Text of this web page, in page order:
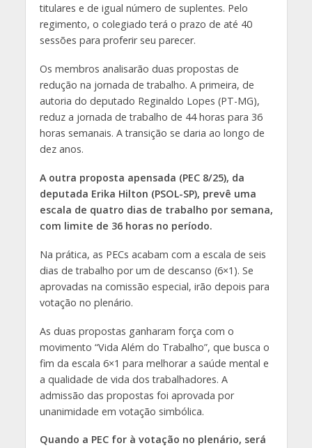
titulares e de igual número de suplentes. Pelo
regimento, o colegiado terá o prazo de até 40
sessões para proferir seu parecer.
Os membros analisarão duas propostas de
redução na jornada de trabalho. A primeira, de
autoria do deputado Reginaldo Lopes (PT-MG),
reduz a jornada de trabalho de 44 horas para 36
horas semanais. A transição se daria ao longo de
dez anos.
A outra proposta apensada (PEC 8/25), da
deputada Erika Hilton (PSOL-SP), prevê uma
escala de quatro dias de trabalho por semana,
com limite de 36 horas no período.
Na prática, as PECs acabam com a escala de seis
dias de trabalho por um de descanso (6×1). Se
aprovadas na comissão especial, irão depois para
votação no plenário.
As duas propostas ganharam força com o
movimento “Vida Além do Trabalho”, que busca o
fim da escala 6×1 para melhorar a saúde mental e
a qualidade de vida dos trabalhadores. A
admissão das propostas foi aprovada por
unanimidade em votação simbólica.
Quando a PEC for à votação no plenário, será